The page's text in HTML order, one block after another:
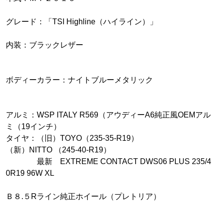
グレード：「TSI Highline（ハイライン）」
内装：ブラックレザー
ボディーカラー：ナイトブルーメタリック
アルミ：WSP ITALY R569（アウディーA6純正風OEMアル
ミ（19インチ）
タイヤ：（旧）TOYO（235-35-R19）
（新）NITTO （245-40-R19）
最新 EXTREME CONTACT DWS06 PLUS 235/4
0R19 96W XL
Ｂ８.５Rライン純正ホイール（プレトリア）